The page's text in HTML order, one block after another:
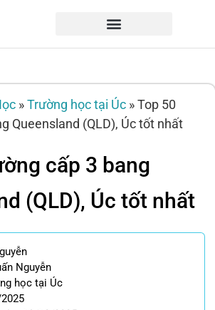
»Trường học tại Úc »Top 50
Queensland (QLD), Úc tốt nhất
cấp 3 bang
(QLD), Úc tốt nhất
Nguyễn
học tại Úc